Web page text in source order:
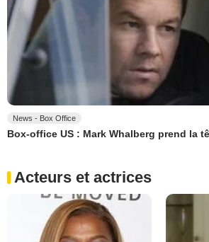
News - Box Office
Box-office US : Mark Whalberg prend la
Acteurs et actrices